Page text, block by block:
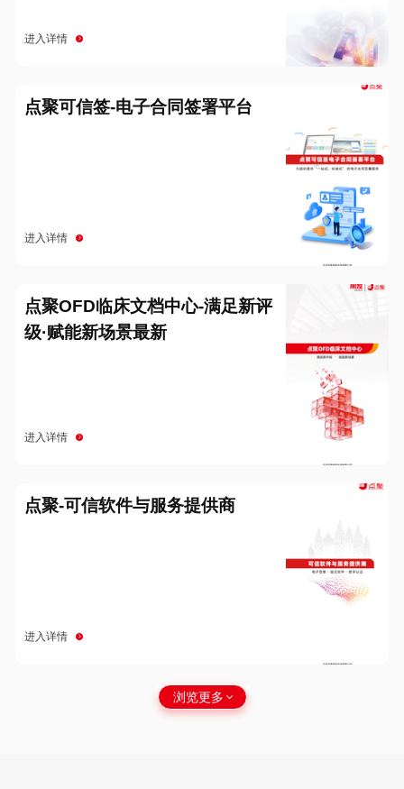
进入详情
点聚可信签-电子合同签署平台
进入详情
点聚OFD临床文档中心-满足新评
级·赋能新场景最新
进入详情
点聚-可信软件与服务提供商
进入详情
浏览更多